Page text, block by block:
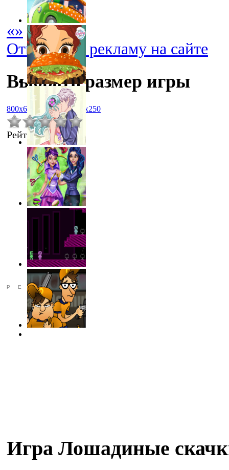
«»
Отключить рекламу на сайте
Выбрать размер игры
800x600 1024x768 450x250
Рейтинг:0.0/0
РЕКЛАМА
Игра Лошадиные